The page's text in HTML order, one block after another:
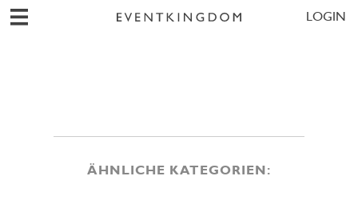
LOGIN
ÄHNLICHE KATEGORIEN: